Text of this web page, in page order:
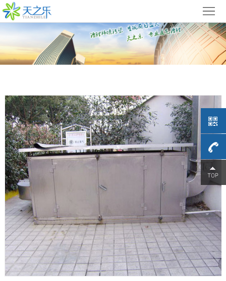
首
页
于
之
乐
废
处
理
方
案
氧
催
化
设
备
催
化
燃
烧
设
备
低
温
等
离
子
设
备
产
品
展
示
工
程
案
例
新
闻
动
态
联
系
我
4009-
679-
709